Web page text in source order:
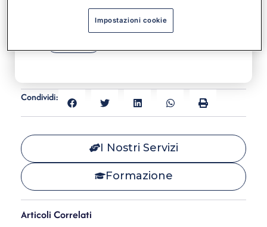
Condividi:
I Nostri Servizi
Formazione
Articoli Correlati
Impostazioni cookie